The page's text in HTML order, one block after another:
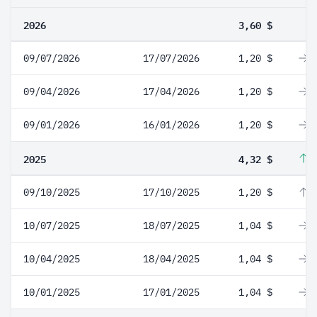
2026 3,60 $
09/07/2026 17/07/2026 1,20 $
09/04/2026 17/04/2026 1,20 $
09/01/2026 16/01/2026 1,20 $
2025 4,32 $
09/10/2025 17/10/2025 1,20 $
10/07/2025 18/07/2025 1,04 $
10/04/2025 18/04/2025 1,04 $
10/01/2025 17/01/2025 1,04 $